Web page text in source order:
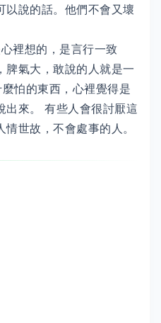
以說的話。他們不會又壞
裡想的，是言行一致
脾氣大，敢說的人就是一
怕的東西，心裡覺得是
出來。 有些人會很討厭這
世故，不會處事的人。